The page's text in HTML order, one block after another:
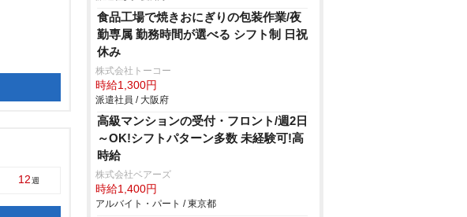
12週
食品工場で焼きおにぎりの包装作業/夜
勤専属 勤務時間が選べる シフト制 日祝
休み
株式会社トーコー
時給1,300円
派遣社員 / 大阪府
高級マンションの受付・フロント/週2日
～OK!シフトパターン多数 未経験可!高
時給
株式会社ベアーズ
時給1,400円
アルバイト・パート / 東京都